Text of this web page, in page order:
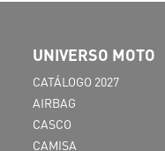
UNIVERSO MOTO
CATÁLOGO 2027
AIRBAG
CASCO
CAMISA